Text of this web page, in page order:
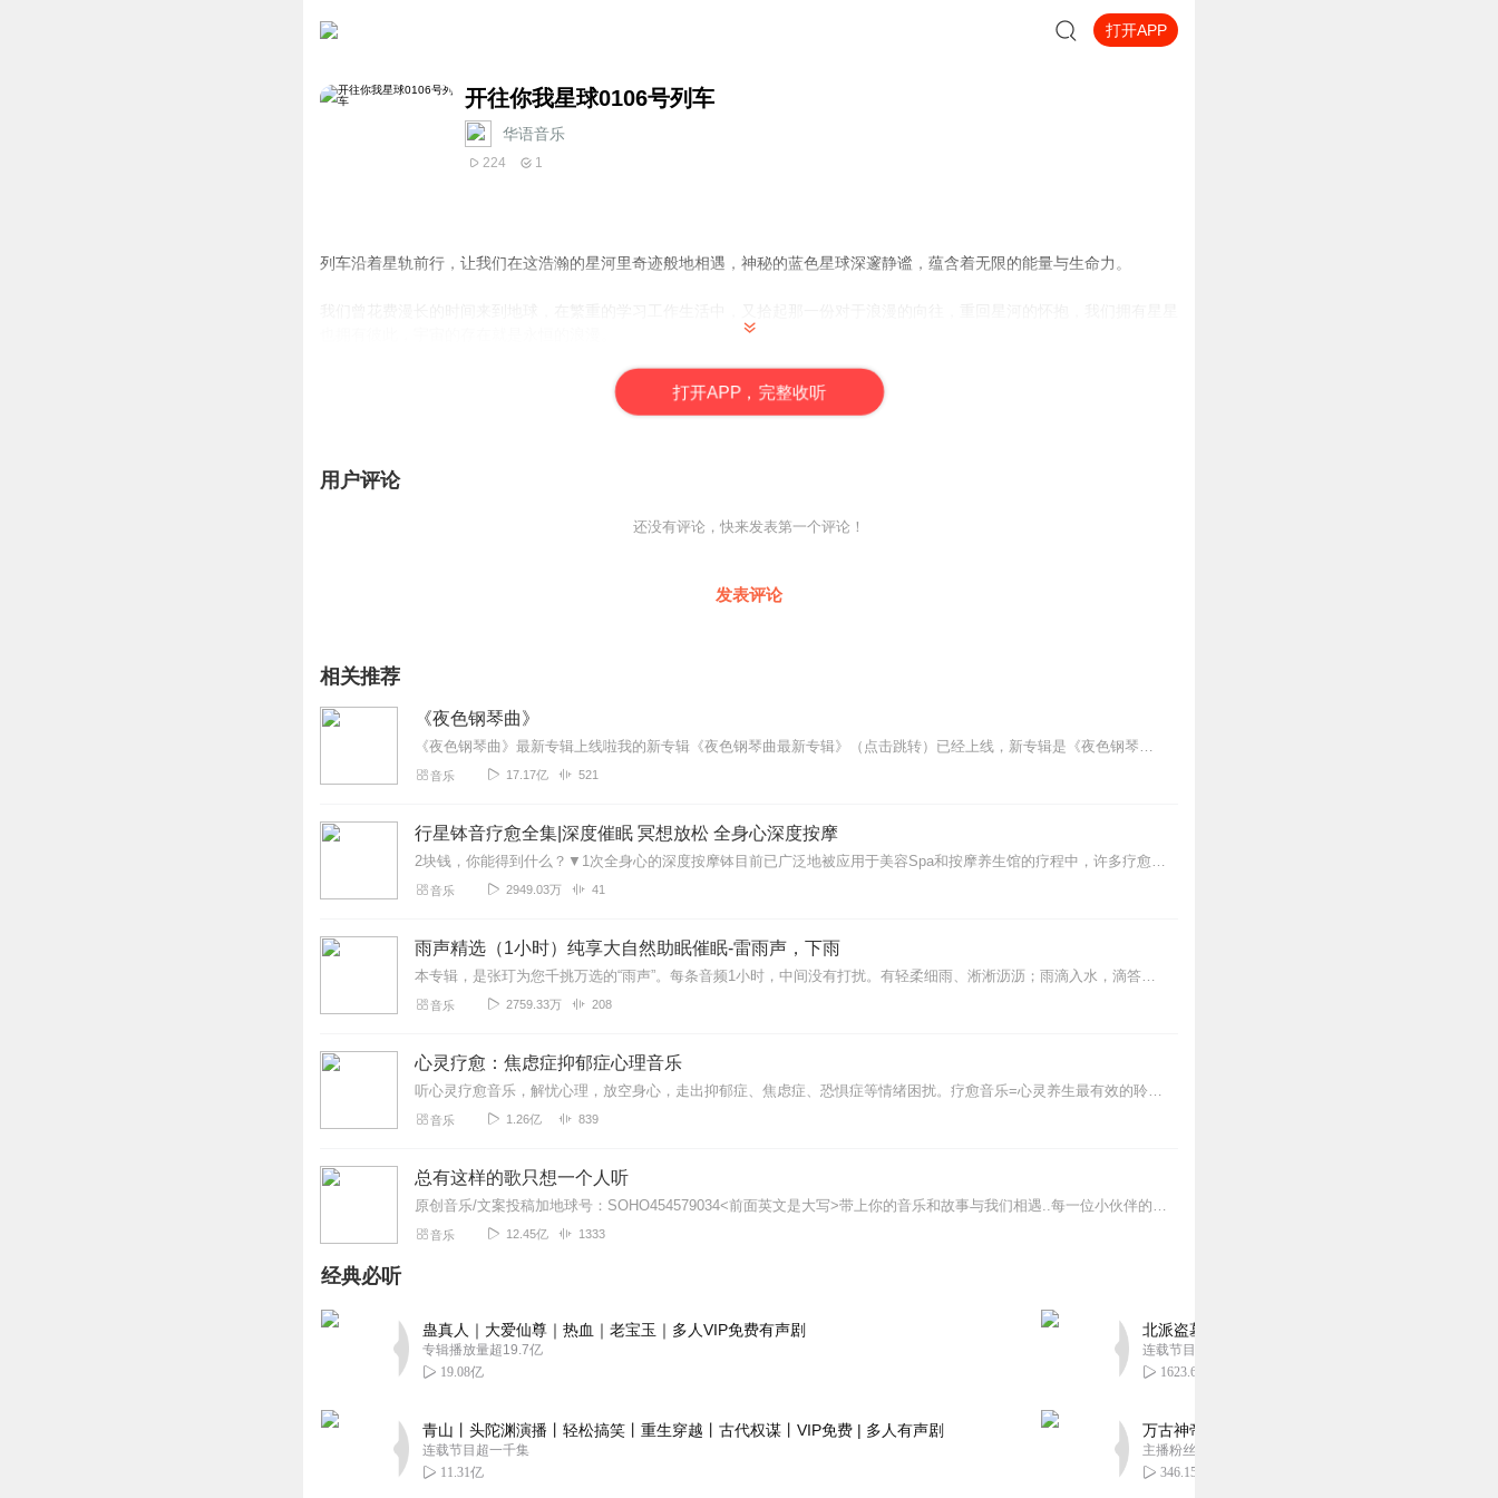
打开APP
开往你我星球0106号列车
华语音乐
224 1
列车沿着星轨前行，让我们在这浩瀚的星河里奇迹般地相遇，神秘的蓝色星球深邃静谧，蕴含着无限的能量与生命力。
号列车来到你我星球，参与这场遥远又浪漫的旅程。
号列车》是一首偏朋克风格的轻摇滚歌曲，编曲中融入了大量的电吉他与科幻元素，整体打造一种遨游
打开APP，完整收听
用户评论
还没有评论，快来发表第一个评论！
发表评论
相关推荐
《夜色钢琴曲》
《夜色钢琴曲》最新专辑上线啦我的新专辑《夜色钢琴曲最新专辑》（点击跳转）已经上线，新专辑是《夜色钢琴曲》的升级版，我精选了诸多经典原创作品与大家分享，愿未来...
音乐 17.17亿 521
行星钵音疗愈全集|深度催眠 冥想放松 全身心深度按摩
2块钱，你能得到什么？▼1次全身心的深度按摩钵目前已广泛地被应用于美容Spa和按摩养生馆的疗程中，许多疗愈师使用铜钵在身体上，发现5分钟铜钵按摩的深度放松，效...
音乐 2949.03万 41
雨声精选（1小时）纯享大自然助眠催眠-雷雨声，下雨
本专辑，是张玎为您千挑万选的“雨声”。每条音频1小时，中间没有打扰。有轻柔细雨、淅淅沥沥；雨滴入水，滴答作响；隐隐雷声，隆隆为伴；流水潺潺，映入耳畔。这里没有音...
音乐 2759.33万 208
心灵疗愈：焦虑症抑郁症心理音乐
听心灵疗愈音乐，解忧心理，放空身心，走出抑郁症、焦虑症、恐惧症等情绪困扰。疗愈音乐=心灵养生最有效的聆听建议：步骤一、选择安静的环境，闭目静卧或坐。步骤二、根据...
音乐 1.26亿 839
总有这样的歌只想一个人听
原创音乐/文案投稿加地球号：SOHO454579034<前面英文是大写>带上你的音乐和故事与我们相遇..每一位小伙伴的经历都是我们创作的源头..
音乐 12.45亿 1333
经典必听
蛊真人｜大爱仙尊｜热血｜老宝玉｜多人VIP免费有声剧
专辑播放量超19.7亿
19.08亿
青山丨头陀渊演播丨轻松搞笑丨重生穿越丨古代权谋丨VIP免费 | 多人有声剧
连载节目超一千集
11.31亿
北派盗墓笔记丨头陀渊出品丨悬疑灵异丨摸金校尉
连载节目超四百集
1623.62万
万古神帝丨玄幻丨热血丨紫襟团队演播丨多人有声
主播粉丝2836万
346.15万